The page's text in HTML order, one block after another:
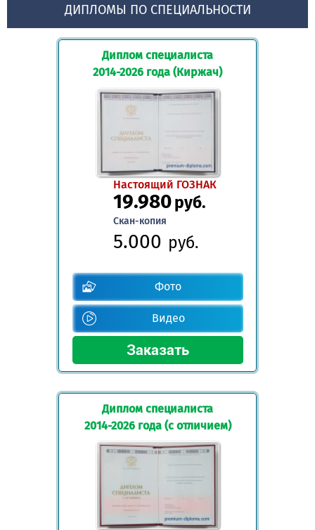
ДИПЛОМЫ ПО СПЕЦИАЛЬНОСТИ
Диплом специалиста
2014-2026 года (Киржач)
Настоящий ГОЗНАК
19.980руб.
Скан-копия
5.000 руб.
Фото
Видео
Диплом специалиста
2014-2026 года (с отличием)